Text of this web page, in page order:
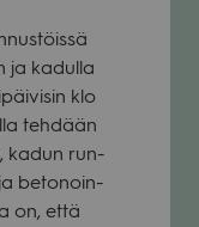
ja kadulla
klo
teh­dään
kadun run­
beto­noin­
on, että